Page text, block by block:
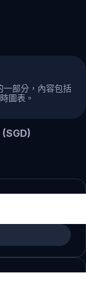
一部分，內容包括
圖表。